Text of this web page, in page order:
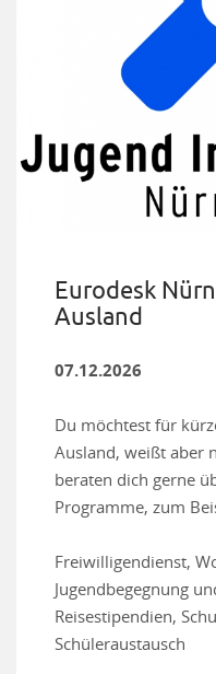
Eurodesk
Ausland
07.12.2026
Du möchtest für
Ausland, weißt aber
beraten dich gerne
Programme, zum
Freiwilligendienst,
Jugendbegegnung
Reisestipendien,
Schüleraustausch